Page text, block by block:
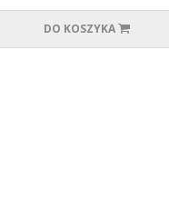
DO KOSZYKA